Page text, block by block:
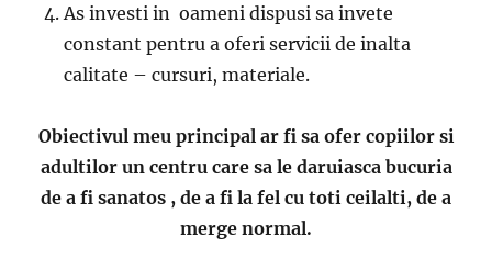
As investi in oameni dispusi sa invete
constant pentru a oferi servicii de inalta
calitate – cursuri, materiale.
Obiectivul meu principal ar fi sa ofer copiilor si
adultilor un centru care sa le daruiasca bucuria
de a fi sanatos , de a fi la fel cu toti ceilalti, de a
merge normal.